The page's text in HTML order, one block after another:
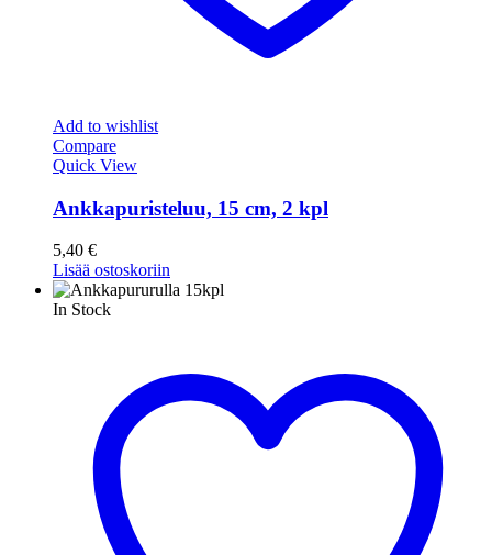
Add to wishlist
Compare
Quick View
Ankkapuristeluu, 15 cm, 2 kpl
5,40 €
Lisää ostoskoriin
In Stock